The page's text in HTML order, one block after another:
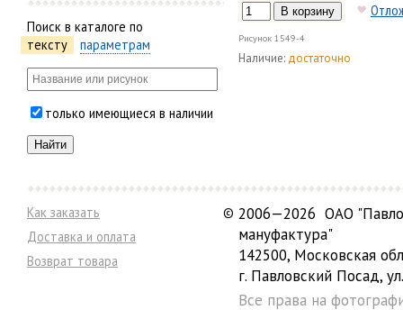
Поиск в каталоге по
тексту
параметрам
только имеющиеся в наличии
Рисунок 1549-4
Наличие: достаточно
Как заказать
Доставка и оплата
Возврат товара
© 2006—2026 ОАО
мануфактура"
142500, Московская
г. Павловский Посад,
Все права на